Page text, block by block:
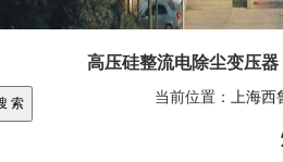
高压硅整流电除尘变压器
当前位置： 上海西